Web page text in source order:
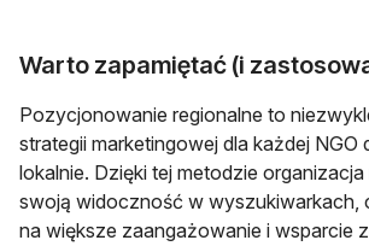
Warto zapamiętać (i
Pozycjonowanie regionalne to
strategii marketingowej dla każdej NGO
lokalnie. Dzięki tej metodzie
swoją widoczność w wyszukiwarkach,
na większe zaangażowanie i wsparcie